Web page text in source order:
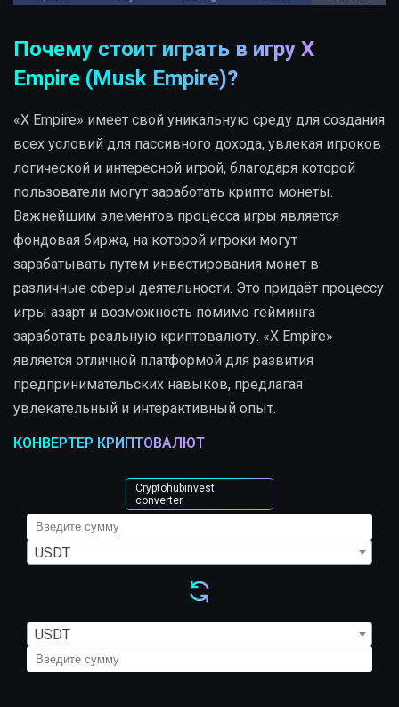
Почему стоит играть в игру X
Empire (Musk Empire)?
«X Empire» имеет свой уникальную среду для создания
всех условий для пассивного дохода, увлекая игроков
логической и интересной игрой, благодаря которой
пользователи могут заработать крипто монеты.
Важнейшим элементов процесса игры является
фондовая биржа, на которой игроки могут
зарабатывать путем инвестирования монет в
различные сферы деятельности. Это придаёт процессу
игры азарт и возможность помимо гейминга
заработать реальную криптовалюту. «X Empire»
является отличной платформой для развития
предпринимательских навыков, предлагая
увлекательный и интерактивный опыт.
КОНВЕРТЕР КРИПТОВАЛЮТ
USDT
USDT
Cryptohubinvest
converter